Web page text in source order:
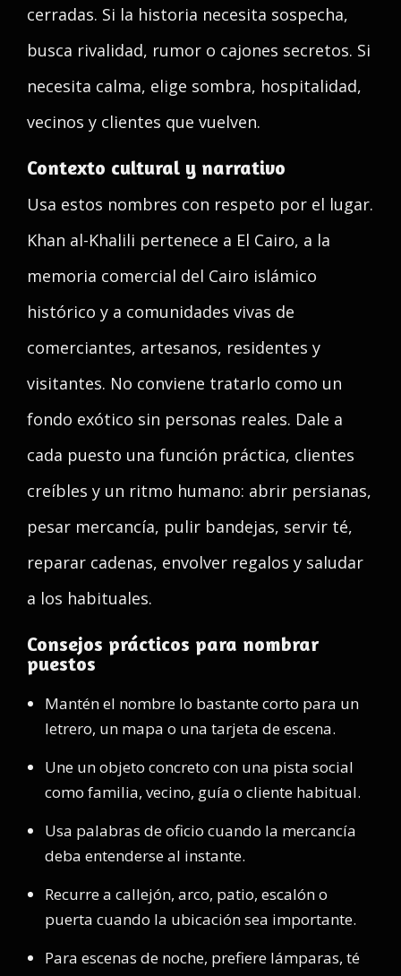
cerradas. Si la historia necesita sospecha,
busca rivalidad, rumor o cajones secretos. Si
necesita calma, elige sombra, hospitalidad,
vecinos y clientes que vuelven.
Contexto cultural y narrativo
Usa estos nombres con respeto por el lugar.
Khan al-Khalili pertenece a El Cairo, a la
memoria comercial del Cairo islámico
histórico y a comunidades vivas de
comerciantes, artesanos, residentes y
visitantes. No conviene tratarlo como un
fondo exótico sin personas reales. Dale a
cada puesto una función práctica, clientes
creíbles y un ritmo humano: abrir persianas,
pesar mercancía, pulir bandejas, servir té,
reparar cadenas, envolver regalos y saludar
a los habituales.
Consejos prácticos para nombrar
puestos
Mantén el nombre lo bastante corto para un
letrero, un mapa o una tarjeta de escena.
Une un objeto concreto con una pista social
como familia, vecino, guía o cliente habitual.
Usa palabras de oficio cuando la mercancía
deba entenderse al instante.
Recurre a callejón, arco, patio, escalón o
puerta cuando la ubicación sea importante.
Para escenas de noche, prefiere lámparas, té